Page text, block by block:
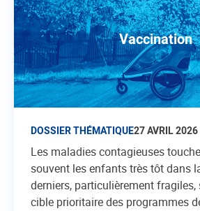
Vaccination
DOSSIER THÉMATIQUE27 AVRIL 2026
Les maladies contagieuses
souvent les enfants très tôt dans
derniers, particulièrement
cible prioritaire des programmes